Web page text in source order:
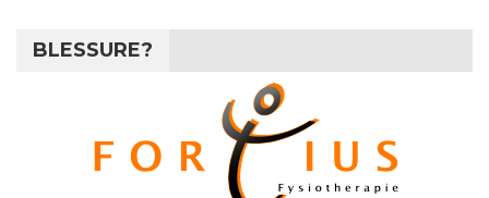
BLESSURE?